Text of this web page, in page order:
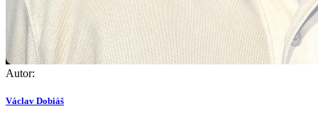
Autor:
Václav Dobiáš